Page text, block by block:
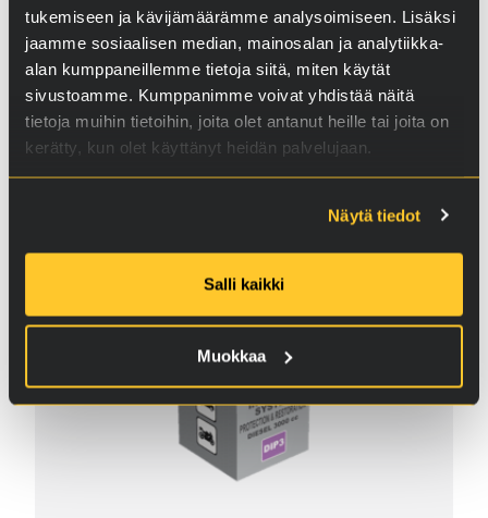
tukemiseen ja kävijämäärämme analysoimiseen. Lisäksi
jaamme sosiaalisen median, mainosalan ja analytiikka-
alan kumppaneillemme tietoja siitä, miten käytät
sivustoamme. Kumppanimme voivat yhdistää näitä
tietoja muihin tietoihin, joita olet antanut heille tai joita on
kerätty, kun olet käyttänyt heidän palvelujaan.
Näytä tiedot
Salli kaikki
Muokkaa
Lisää koriin